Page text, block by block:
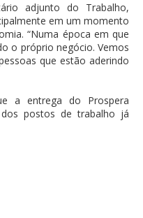
adjunto do Trabalho,
em um momento
“Numa época em que
o próprio negócio. Vemos
que estão aderindo
a entrega do Prospera
postos de trabalho já